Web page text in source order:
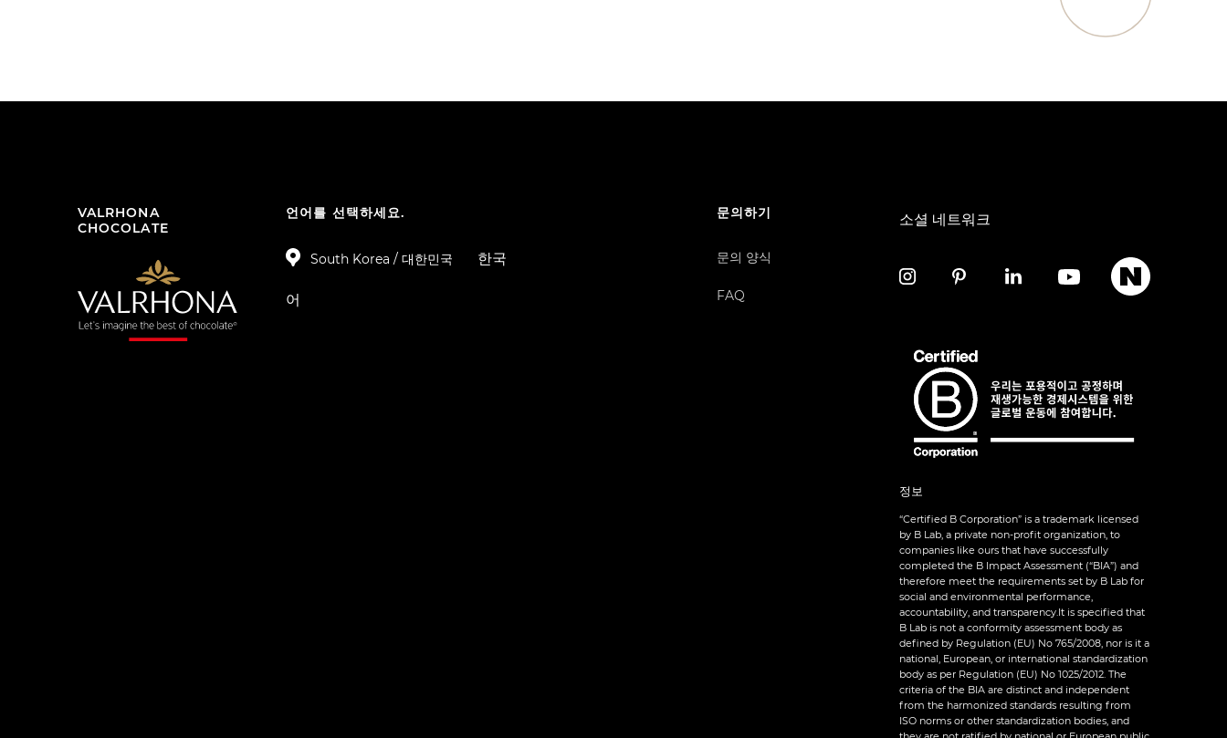
VALRHONA
CHOCOLATE
언어를 선택하세요.
South Korea / 대한민국 한국
어
문의하기
문의 양식
FAQ
소셜 네트워크
정보
“Certified B Corporation” is a trademark licensed
by B Lab, a private non-profit organization, to
companies like ours that have successfully
completed the B Impact Assessment (“BIA”) and
therefore meet the requirements set by B Lab for
social and environmental performance,
accountability, and transparency.It is specified that
B Lab is not a conformity assessment body as
defined by Regulation (EU) No 765/2008, nor is it a
national, European, or international standardization
body as per Regulation (EU) No 1025/2012. The
criteria of the BIA are distinct and independent
from the harmonized standards resulting from
ISO norms or other standardization bodies, and